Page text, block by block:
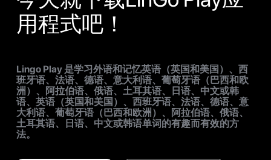
用程式吧！
Lingo Play 是学习外语和记忆英语（英国和美国）、西
班牙语、法语、德语、意大利语、葡萄牙语（巴西和欧
洲）、阿拉伯语、俄语、土耳其语、日语、中文或韩
语、英语（英国和美国）、西班牙语、法语、德语、意
大利语、葡萄牙语（巴西和欧洲）、阿拉伯语、俄语、
土耳其语、日语、中文或韩语单词的有趣而有效的方
法。